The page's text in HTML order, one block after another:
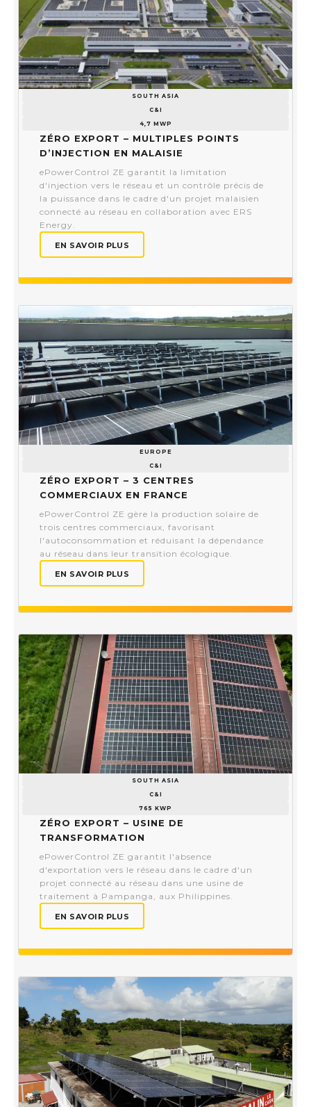
SOUTH ASIA
C&I
4,7 MWP
Zéro export – Multiples points
d’injection en Malaisie
ePowerControl ZE garantit la limitation
d'injection vers le réseau et un contrôle précis de
la puissance dans le cadre d'un projet malaisien
connecté au réseau en collaboration avec ERS
Energy.
EN SAVOIR PLUS
EUROPE
C&I
Zéro Export – 3 centres
commerciaux en France​
ePowerControl ZE gère la production solaire de
trois centres commerciaux, favorisant
l'autoconsommation et réduisant la dépendance
au réseau dans leur transition écologique.
EN SAVOIR PLUS
SOUTH ASIA
C&I
765 KWP
Zéro Export – Usine de
transformation​
ePowerControl ZE garantit l'absence
d'exportation vers le réseau dans le cadre d'un
projet connecté au réseau dans une usine de
traitement à Pampanga, aux Philippines.
EN SAVOIR PLUS